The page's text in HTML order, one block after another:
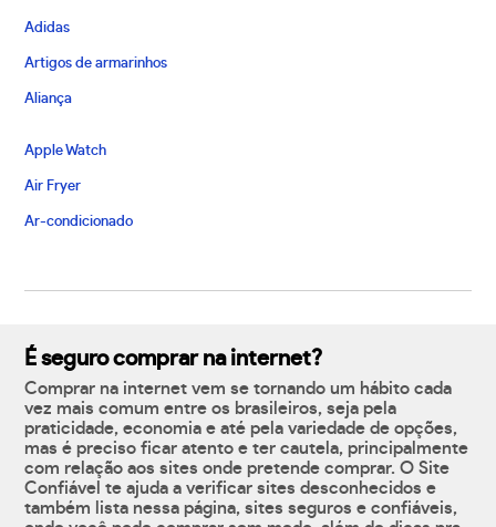
Adidas
Artigos de armarinhos
Aliança
Apple Watch
Air Fryer
Ar-condicionado
É seguro comprar na internet?
Comprar na internet vem se tornando um hábito cada
vez mais comum entre os brasileiros, seja pela
praticidade, economia e até pela variedade de opções,
mas é preciso ficar atento e ter cautela, principalmente
com relação aos sites onde pretende comprar. O Site
Confiável te ajuda a verificar sites desconhecidos e
também lista nessa página, sites seguros e confiáveis,